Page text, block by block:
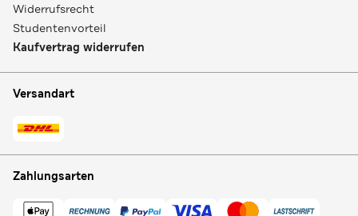
Widerrufsrecht
Studentenvorteil
Kaufvertrag widerrufen
Versandart
Zahlungsarten